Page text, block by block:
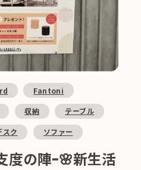
Fantoni
収納 テーブル
スク ソファー
度の陣ｰ🌸新生活